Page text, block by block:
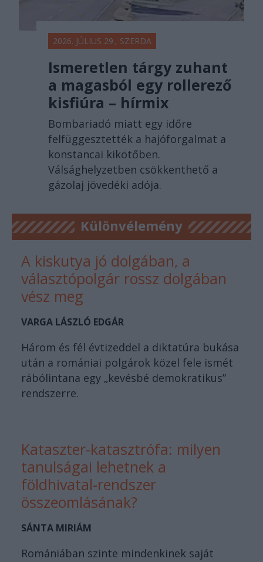
2026. JÚLIUS 29., SZERDA
Ismeretlen tárgy zuhant
a magasból egy rollerező
kisfiúra – hírmix
Bombariadó miatt egy időre
felfüggesztették a hajóforgalmat a
konstancai kikötőben.
Válsághelyzetben csökkenthető a
gázolaj jövedéki adója.
Különvélemény
A kiskutya jó dolgában, a
választópolgár rossz dolgában
vész meg
VARGA LÁSZLÓ EDGÁR
Három és fél évtizeddel a diktatúra bukása
után a romániai polgárok közel fele ismét
rábólintana egy „kevésbé demokratikus”
rendszerre.
Kataszter-katasztrófa: milyen
tanulságai lehetnek a
földhivatal-rendszer
összeomlásának?
SÁNTA MIRIÁM
Romániában szinte mindenkinek saját